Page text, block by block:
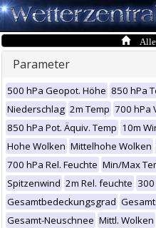
Alle
Parameter
500 hPa Geopot. Höhe 850 hPa
Niederschlag 2m Temp 700 hPa
850 hPa Pot. Äquiv. Temp 10m
Hohe Wolken Mittelhohe Wolken
700 hPa Rel. Feuchte Min/Max
Spitzenwind 2m Rel. feuchte
Gesamtbedeckungsgrad
Gesamt-Neuschnee Mittl. Wolken